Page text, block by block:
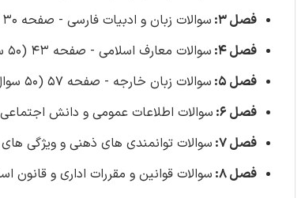
فصل 3:
سوالات زبان و ادبیات فارسی - صفحه 30 (50 سوال)
فصل 4:
سوالات معارف اسلامی - صفحه 43 (50 سوال)
فصل 5:
سوالات زبان خارجه - صفحه 57 (50 سوال)
فصل 6:
سوالات اطلاعات عمومی و دانش اجتماعی - صفحه
فصل 7:
سوالات توانمندی های ذهنی و ویژگی های رفتاری
فصل 8:
سوالات قوانین و مقررات اداری و قانون اساسی -